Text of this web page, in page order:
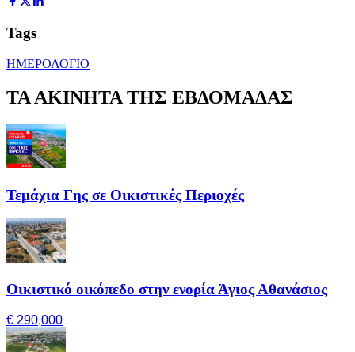
Tags
ΗΜΕΡΟΛΟΓΙΟ
ΤΑ ΑΚΙΝΗΤΑ ΤΗΣ ΕΒΔΟΜΑΔΑΣ
Τεμάχια Γης σε Οικιστικές Περιοχές
Οικιστικό οικόπεδο στην ενορία Άγιος Αθανάσιος
€ 290,000